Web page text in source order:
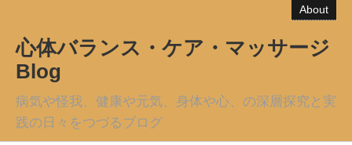
About
心体バランス・ケア・マッサージ
Blog
病気や怪我、健康や元気、身体や心、の深層探究と実
践の日々をつづるブログ